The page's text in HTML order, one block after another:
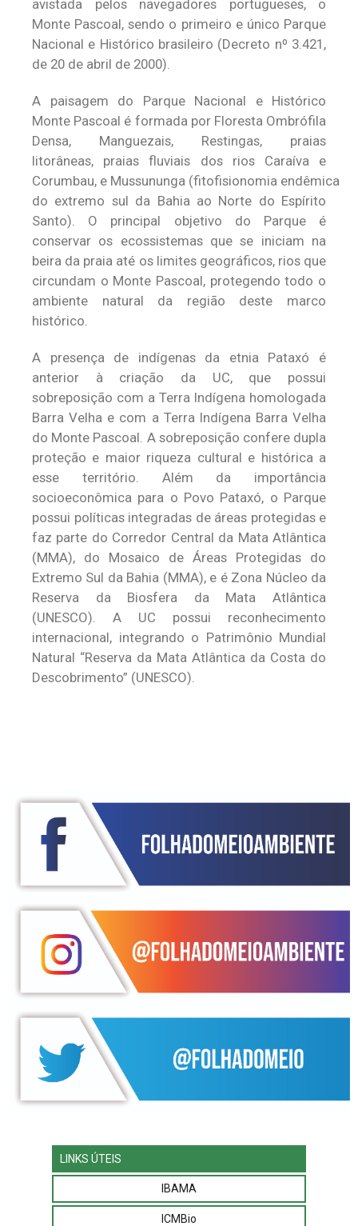
avistada pelos navegadores portugueses, o
Monte Pascoal, sendo o primeiro e único Parque
Nacional e Histórico brasileiro (Decreto nº 3.421,
de 20 de abril de 2000).
A paisagem do Parque Nacional e Histórico
Monte Pascoal é formada por Floresta Ombrófila
Densa, Manguezais, Restingas, praias
litorâneas, praias fluviais dos rios Caraíva e
Corumbau, e Mussununga (fitofisionomia endêmica
do extremo sul da Bahia ao Norte do Espírito
Santo). O principal objetivo do Parque é
conservar os ecossistemas que se iniciam na
beira da praia até os limites geográficos, rios que
circundam o Monte Pascoal, protegendo todo o
ambiente natural da região deste marco
histórico.
A presença de indígenas da etnia Pataxó é
anterior à criação da UC, que possui
sobreposição com a Terra Indígena homologada
Barra Velha e com a Terra Indígena Barra Velha
do Monte Pascoal. A sobreposição confere dupla
proteção e maior riqueza cultural e histórica a
esse território. Além da importância
socioeconômica para o Povo Pataxó, o Parque
possui políticas integradas de áreas protegidas e
faz parte do Corredor Central da Mata Atlântica
(MMA), do Mosaico de Áreas Protegidas do
Extremo Sul da Bahia (MMA), e é Zona Núcleo da
Reserva da Biosfera da Mata Atlântica
(UNESCO). A UC possui reconhecimento
internacional, integrando o Patrimônio Mundial
Natural “Reserva da Mata Atlântica da Costa do
Descobrimento” (UNESCO).
LINKS ÚTEIS
IBAMA
ICMBio